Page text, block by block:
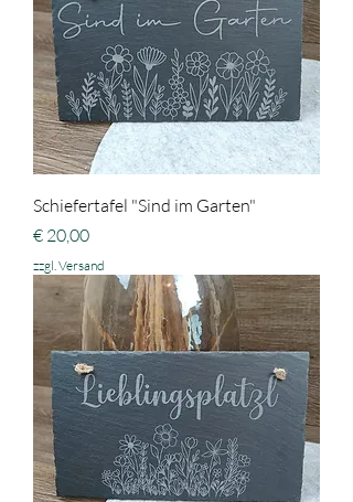
Schiefertafel "Sind im Garten"
Preis
€ 20,00
zzgl. Versand